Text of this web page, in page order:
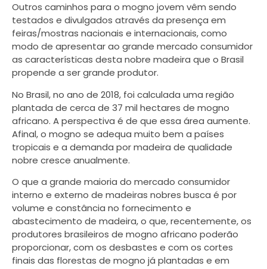
Outros caminhos para o mogno jovem vêm sendo
testados e divulgados através da presença em
feiras/mostras nacionais e internacionais, como
modo de apresentar ao grande mercado consumidor
as características desta nobre madeira que o Brasil
propende a ser grande produtor.
No Brasil, no ano de 2018, foi calculada uma região
plantada de cerca de 37 mil hectares de mogno
africano. A perspectiva é de que essa área aumente.
Afinal, o mogno se adequa muito bem a países
tropicais e a demanda por madeira de qualidade
nobre cresce anualmente.
O que a grande maioria do mercado consumidor
interno e externo de madeiras nobres busca é por
volume e constância no fornecimento e
abastecimento de madeira, o que, recentemente, os
produtores brasileiros de mogno africano poderão
proporcionar, com os desbastes e com os cortes
finais das florestas de mogno já plantadas e em